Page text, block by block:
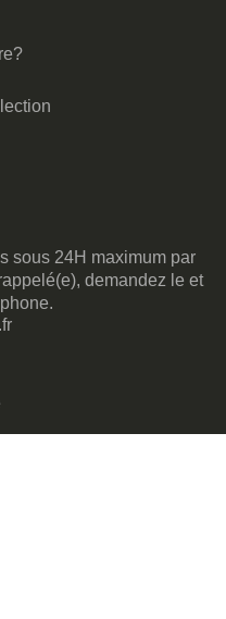
sous 24H maximum par
demandez le et